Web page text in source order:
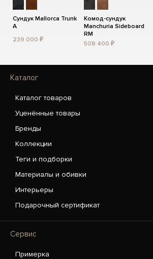
Сундук Mallorca Trunk
A
239 000 ₽
Комод-сундук
Manchuria Sideboard
RM
508 400 ₽
Каталог
Каталог товаров
Уценённые товары
Бренды
Коллекции
Теги и подборки
Материалы и обивки
Интерьеры
Подарочный сертификат
Сервис
Примерка